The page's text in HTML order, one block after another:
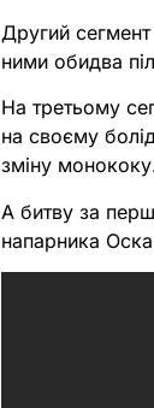
Другий
ними обидва
На третьому
на своєму
зміну
А битву за
напарника